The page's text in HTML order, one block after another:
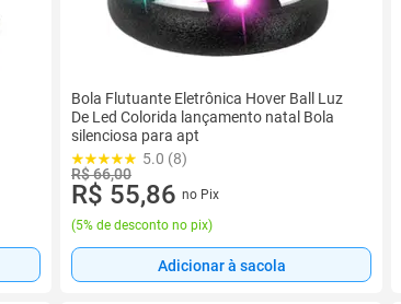
Bola Flutuante Eletrônica Hover Ball Luz
De Led Colorida lançamento natal Bola
silenciosa para apt
5.0 (8)
R$ 66,00
R$ 55,86 no Pix
(5% de desconto no pix)
Adicionar à sacola